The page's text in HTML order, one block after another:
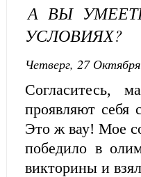
А ВЫ
УСЛОВИЯХ?
Четверг, 27
Согласитесь,
проявляют себя
Это ж вау! Мое
победило в
викторины и